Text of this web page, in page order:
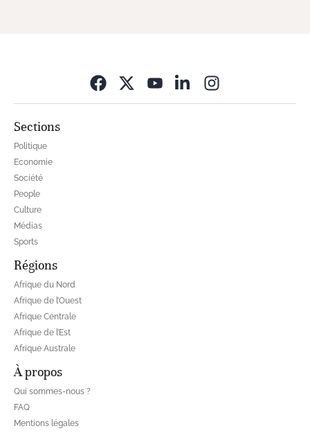
Sections
Politique
Economie
Société
People
Culture
Médias
Sports
Régions
Afrique du Nord
Afrique de l’Ouest
Afrique Centrale
Afrique de l’Est
Afrique Australe
À propos
Qui sommes-nous ?
FAQ
Mentions légales